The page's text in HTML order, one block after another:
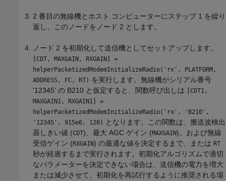
2 番目の無線機とホスト コンピューターにステップ 1 を繰り
返し、このノードをノード 2 とします。
ノード 2 を初期化して送信機としてセットアップします。
[CDT, MAXGAIN, RXGAIN] =
helperPacketizedModemInitializeRadio('rx', PLATFORM,
ADDRESS, FC, RT) を実行します。無線機がシリアル番号
'12345' の B210 と仮定すると、関数呼び出しは
[CDT1,
MAXGAIN1, RXGAIN1] =
helperPacketizedModemInitializeRadio('rx', 'B210',
'12345', 915e6, 120) となります。この関数は、搬送波検出
器しきい値 (CDT)、最大 AGC ゲイン (MAXGAIN)、および無線
受信ゲイン (RXGAIN) の最適な値を決定するまで、または RT
秒が経過するまで実行されます。初期化アルゴリズムで適切
なパラメーターを決定できない場合は、送信機の電力を増大
または減少させて、初期化を再試行するように推奨される場